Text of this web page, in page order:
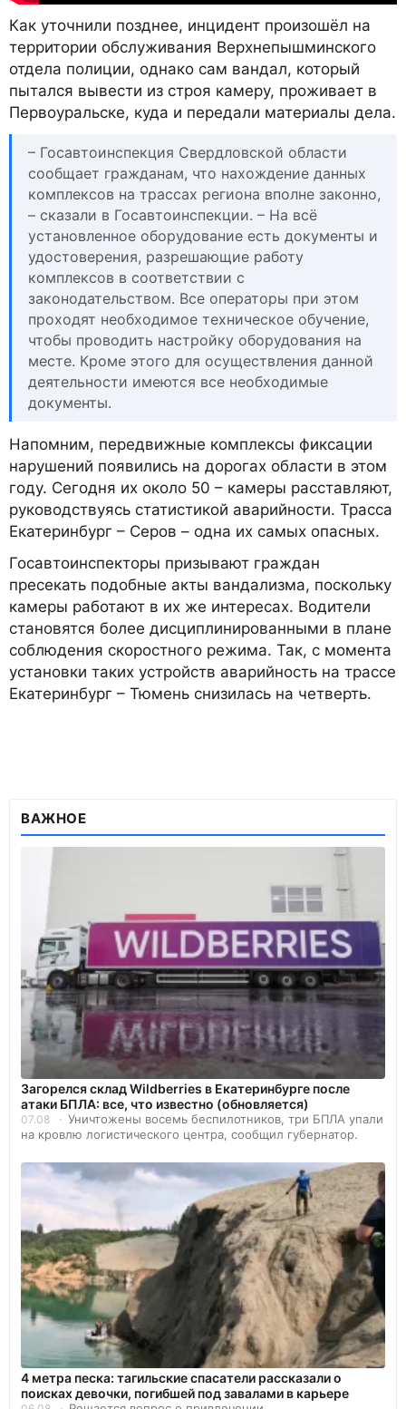
Как уточнили позднее, инцидент произошёл на
территории обслуживания Верхнепышминского
отдела полиции, однако сам вандал, который
пытался вывести из строя камеру, проживает в
Первоуральске, куда и передали материалы дела.
– Госавтоинспекция Свердловской области
сообщает гражданам, что нахождение данных
комплексов на трассах региона вполне законно,
– сказали в Госавтоинспекции. – На всё
установленное оборудование есть документы и
удостоверения, разрешающие работу
комплексов в соответствии с
законодательством. Все операторы при этом
проходят необходимое техническое обучение,
чтобы проводить настройку оборудования на
месте. Кроме этого для осуществления данной
деятельности имеются все необходимые
документы.
Напомним, передвижные комплексы фиксации
нарушений появились на дорогах области в этом
году. Сегодня их около 50 – камеры расставляют,
руководствуясь статистикой аварийности. Трасса
Екатеринбург – Серов – одна их самых опасных.
Госавтоинспекторы призывают граждан
пресекать подобные акты вандализма, поскольку
камеры работают в их же интересах. Водители
становятся более дисциплинированными в плане
соблюдения скоростного режима. Так, с момента
установки таких устройств аварийность на трассе
Екатеринбург – Тюмень снизилась на четверть.
ВАЖНОЕ
Загорелся склад Wildberries в Екатеринбурге после
атаки БПЛА: все, что известно (обновляется)
07.08
Уничтожены восемь беспилотников, три БПЛА упали
на кровлю логистического центра, сообщил губернатор.
4 метра песка: тагильские спасатели рассказали о
поисках девочки, погибшей под завалами в карьере